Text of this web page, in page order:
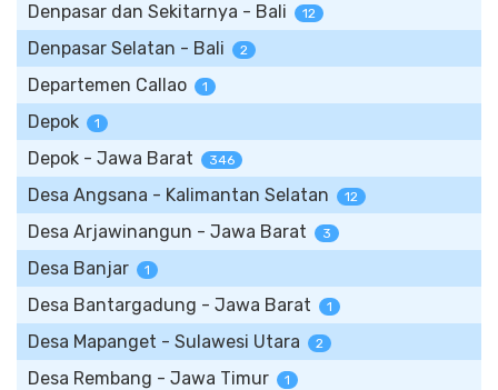
Denpasar dan Sekitarnya - Bali 12
Denpasar Selatan - Bali 2
Departemen Callao 1
Depok 1
Depok - Jawa Barat 346
Desa Angsana - Kalimantan Selatan 12
Desa Arjawinangun - Jawa Barat 3
Desa Banjar 1
Desa Bantargadung - Jawa Barat 1
Desa Mapanget - Sulawesi Utara 2
Desa Rembang - Jawa Timur 1